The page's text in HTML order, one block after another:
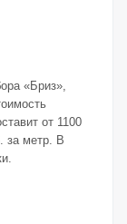
«Бриз»,
от 1100
за метр. В